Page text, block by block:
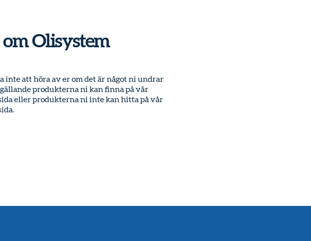
Olisystem
inte att höra av er om det är något ni undrar
produkterna ni kan finna på vår
eller produkterna ni inte kan hitta på vår